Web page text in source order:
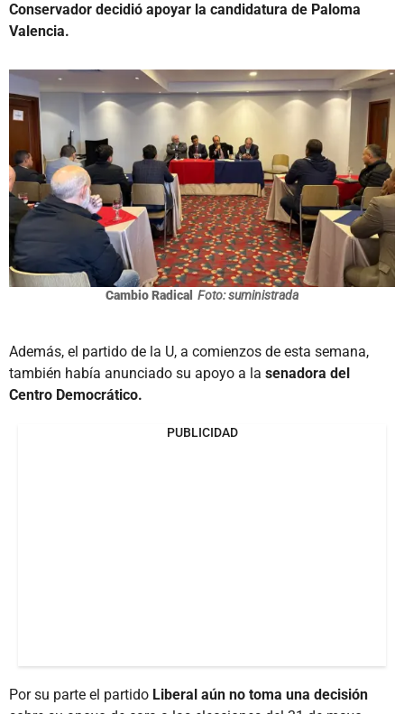
Conservador decidió apoyar la candidatura de Paloma
Valencia.
Cambio Radical Foto: suministrada
Además, el partido de la U, a comienzos de esta semana,
también había anunciado su apoyo a la senadora del
Centro Democrático.
PUBLICIDAD
Por su parte el partido Liberal aún no toma una decisión